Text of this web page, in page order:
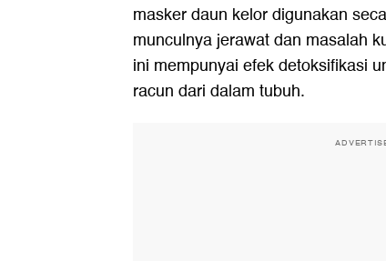
masker daun kelor digunakan
munculnya jerawat dan masalah
ini mempunyai efek detoksifikasi
racun dari dalam tubuh.